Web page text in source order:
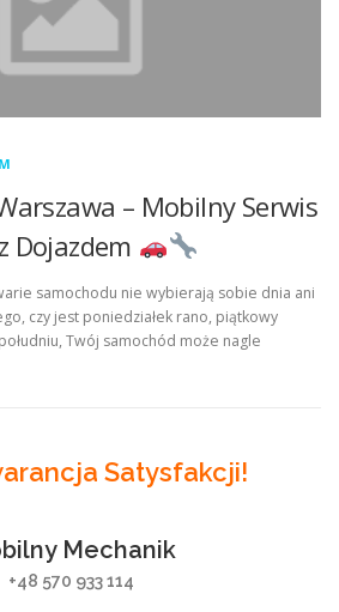
– Mobilny Serwis
Dojazdem
samochodu nie wybierają sobie dnia ani
czy jest poniedziałek rano, piątkowy
Twój samochód może nagle
Satysfakcji!
Mechanik
+48 570 933 114